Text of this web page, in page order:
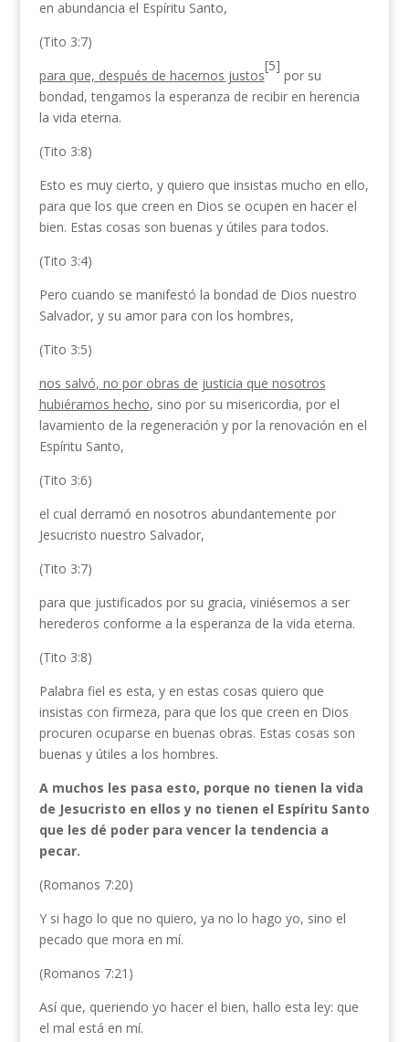
en abundancia el Espíritu Santo,
(Tito 3:7)
para que, después de hacernos justos
[5]
por su
bondad, tengamos la esperanza de recibir en herencia
la vida eterna.
(Tito 3:8)
Esto es muy cierto, y quiero que insistas mucho en ello,
para que los que creen en Dios se ocupen en hacer el
bien. Estas cosas son buenas y útiles para todos.
(Tito 3:4)
Pero cuando se manifestó la bondad de Dios nuestro
Salvador, y su amor para con los hombres,
(Tito 3:5)
nos salvó, no por obras de justicia que nosotros
hubiéramos hecho, sino por su misericordia, por el
lavamiento de la regeneración y por la renovación en el
Espíritu Santo,
(Tito 3:6)
el cual derramó en nosotros abundantemente por
Jesucristo nuestro Salvador,
(Tito 3:7)
para que justificados por su gracia, viniésemos a ser
herederos conforme a la esperanza de la vida eterna.
(Tito 3:8)
Palabra fiel es esta, y en estas cosas quiero que
insistas con firmeza, para que los que creen en Dios
procuren ocuparse en buenas obras. Estas cosas son
buenas y útiles a los hombres.
A muchos les pasa esto, porque no tienen la vida
de Jesucristo en ellos y no tienen el Espíritu Santo
que les dé poder para vencer la tendencia a
pecar.
(Romanos 7:20)
Y si hago lo que no quiero, ya no lo hago yo, sino el
pecado que mora en mí.
(Romanos 7:21)
Así que, queriendo yo hacer el bien, hallo esta ley: que
el mal está en mí.